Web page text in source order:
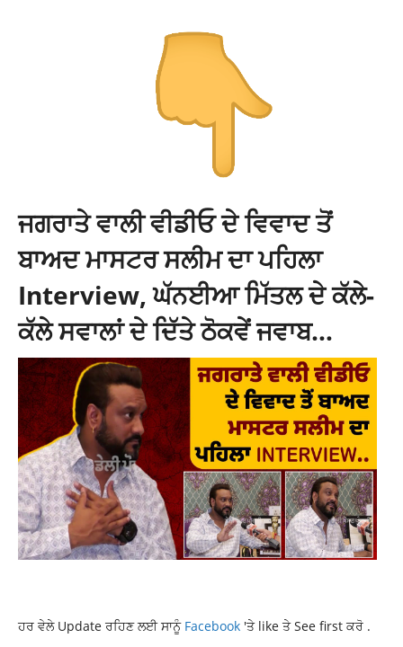
ਜਗਰਾਤੇ ਵਾਲੀ ਵੀਡੀਓ ਦੇ ਵਿਵਾਦ ਤੋਂ
ਬਾਅਦ ਮਾਸਟਰ ਸਲੀਮ ਦਾ ਪਹਿਲਾ
Interview, ਘੱਨਈਆ ਮਿੱਤਲ ਦੇ ਕੱਲੇ-
ਕੱਲੇ ਸਵਾਲਾਂ ਦੇ ਦਿੱਤੇ ਠੋਕਵੇਂ ਜਵਾਬ…
ਹਰ ਵੇਲੇ Update ਰਹਿਣ ਲਈ ਸਾਨੂੰ Facebook 'ਤੇ like ਤੇ See first ਕਰੋ .